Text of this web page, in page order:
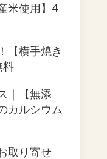
米使用】4
【横手焼き
料
｜【無添
カルシウム
取り寄せ